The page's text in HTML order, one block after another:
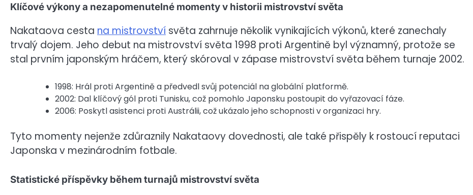
Klíčové výkony a nezapomenutelné momenty v historii mistrovství světa
Nakataova cesta na mistrovství světa zahrnuje několik vynikajících výkonů, které zanechaly
trvalý dojem. Jeho debut na mistrovství světa 1998 proti Argentině byl významný, protože se
stal prvním japonským hráčem, který skóroval v zápase mistrovství světa během turnaje 2002.
1998: Hrál proti Argentině a předvedl svůj potenciál na globální platformě.
2002: Dal klíčový gól proti Tunisku, což pomohlo Japonsku postoupit do vyřazovací fáze.
2006: Poskytl asistenci proti Austrálii, což ukázalo jeho schopnosti v organizaci hry.
Tyto momenty nejenže zdůraznily Nakataovy dovednosti, ale také přispěly k rostoucí reputaci
Japonska v mezinárodním fotbale.
Statistické příspěvky během turnajů mistrovství světa